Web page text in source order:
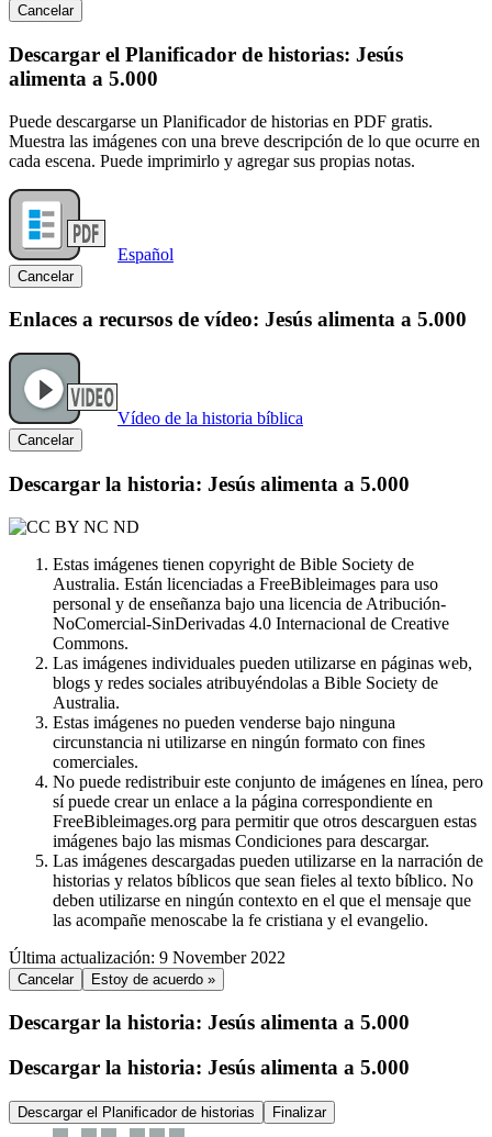
Cancelar
Descargar el Planificador de historias: Jesús
alimenta a 5.000
Puede descargarse un Planificador de historias en PDF gratis.
Muestra las imágenes con una breve descripción de lo que ocurre en
cada escena. Puede imprimirlo y agregar sus propias notas.
Español
Cancelar
Enlaces a recursos de vídeo: Jesús alimenta a 5.000
Vídeo de la historia bíblica
Cancelar
Descargar la historia: Jesús alimenta a 5.000
Estas imágenes tienen copyright de Bible Society de
Australia. Están licenciadas a FreeBibleimages para uso
personal y de enseñanza bajo una licencia de Atribución-
NoComercial-SinDerivadas 4.0 Internacional de Creative
Commons.
Las imágenes individuales pueden utilizarse en páginas web,
blogs y redes sociales atribuyéndolas a Bible Society de
Australia.
Estas imágenes no pueden venderse bajo ninguna
circunstancia ni utilizarse en ningún formato con fines
comerciales.
No puede redistribuir este conjunto de imágenes en línea, pero
sí puede crear un enlace a la página correspondiente en
FreeBibleimages.org para permitir que otros descarguen estas
imágenes bajo las mismas Condiciones para descargar.
Las imágenes descargadas pueden utilizarse en la narración de
historias y relatos bíblicos que sean fieles al texto bíblico. No
deben utilizarse en ningún contexto en el que el mensaje que
las acompañe menoscabe la fe cristiana y el evangelio.
Última actualización: 9 November 2022
Cancelar Estoy de acuerdo »
Descargar la historia: Jesús alimenta a 5.000
Descargar la historia: Jesús alimenta a 5.000
Descargar el Planificador de historias Finalizar